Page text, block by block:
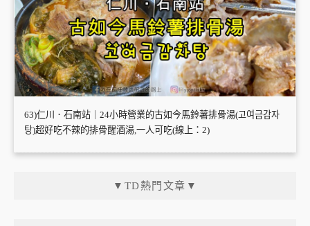
63)仁川．石南站｜24小時營業的古如今馬鈴薯排骨湯(고여금감자
탕)超好吃不辣的排骨醒酒湯,一人可吃(線上：2)
▼TD熱門文章▼